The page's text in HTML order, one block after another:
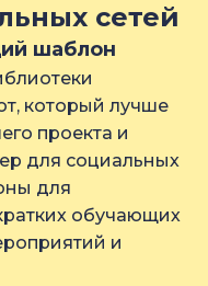
сетей
шаблон
который лучше
проекта и
для социальных
для
обучающих
и